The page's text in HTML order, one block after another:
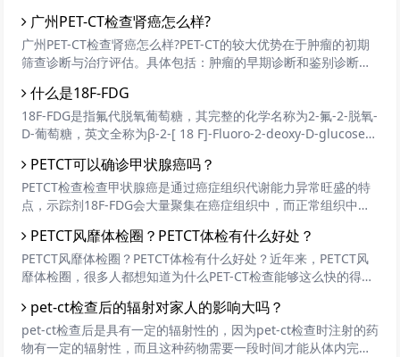
州中医药大学金沙洲医院
广州PET-CT检查肾癌怎么样?
广州PET-CT检查肾癌怎么样?PET-CT的较大优势在于肿瘤的初期
筛查诊断与治疗评估。具体包括：肿瘤的早期诊断和鉴别诊断，
等等。
什么是18F-FDG
18F-FDG是指氟代脱氧葡萄糖，其完整的化学名称为2-氟-2-脱氧-
D-葡萄糖，英文全称为β-2-[ 18 F]-Fluoro-2-deoxy-D-glucose，
PETCT可以确诊甲状腺癌吗？
PETCT检查检查甲状腺癌是通过癌症组织代谢能力异常旺盛的特
点，示踪剂18F-FDG会大量聚集在癌症组织中，而正常组织中则
瘤，摄取量则处于癌症组织和正常组织之间。
PETCT风靡体检圈？PETCT体检有什么好处？
PETCT风靡体检圈？PETCT体检有什么好处？近年来，PETCT风
靡体检圈，很多人都想知道为什么PET-CT检查能够这么快的得到
PETCT体检有什么好处呢？
pet-ct检查后的辐射对家人的影响大吗？
pet-ct检查后是具有一定的辐射性的，因为pet-ct检查时注射的药
物有一定的辐射性，而且这种药物需要一段时间才能从体内完全